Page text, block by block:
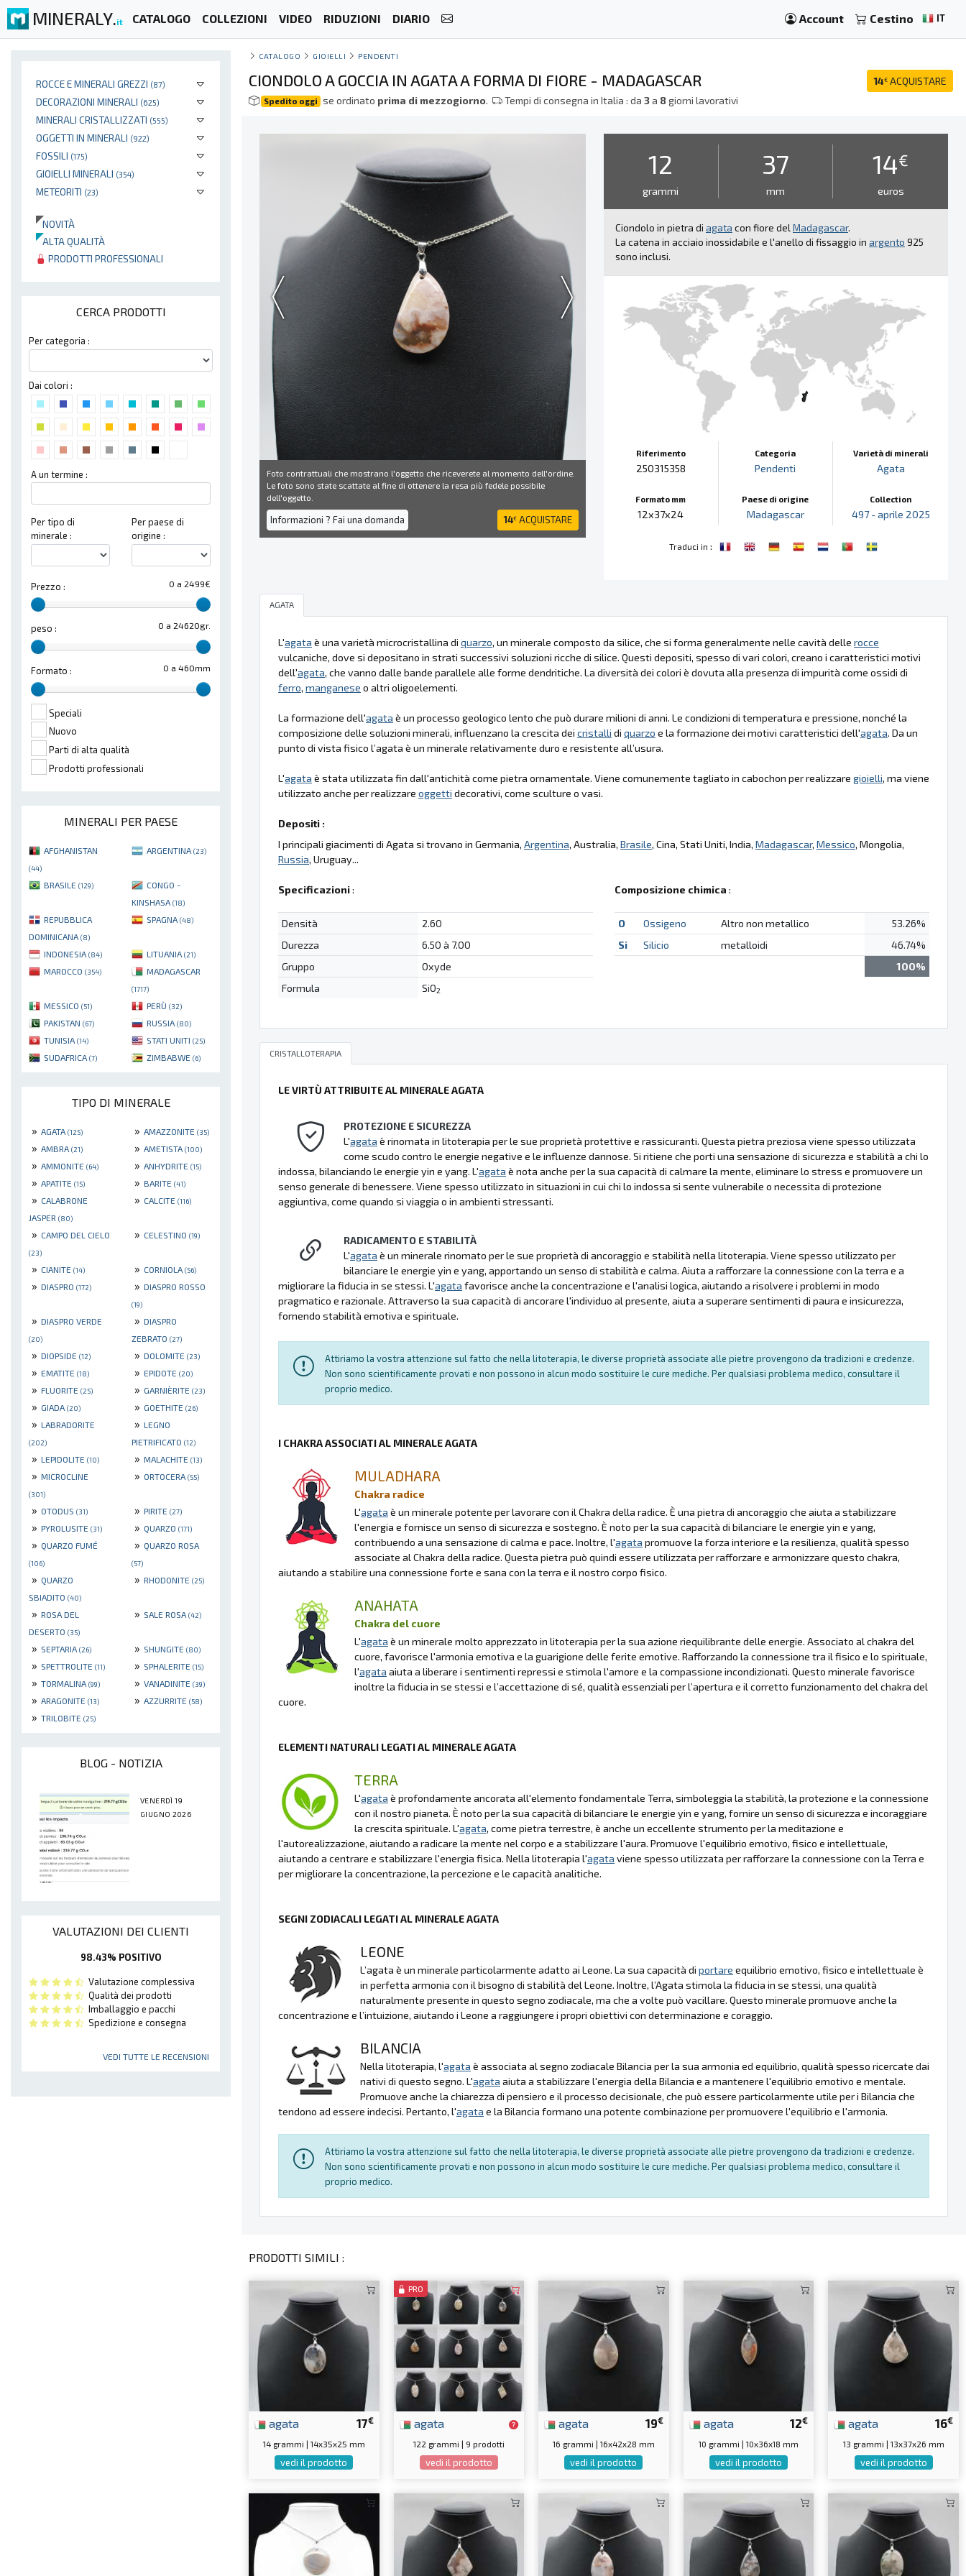
MINERALY.it CATALOGO COLLEZIONI VIDEO RIDUZIONI DIARIO Account Cestino IT
ROCCE E MINERALI GREZZI (87)
DECORAZIONI MINERALI (625)
MINERALI CRISTALLIZZATI (555)
OGGETTI IN MINERALI (922)
FOSSILI (175)
GIOIELLI MINERALI (354)
METEORITI (23)
NOVITÀ
ALTA QUALITÀ
PRODOTTI PROFESSIONALI
CERCA PRODOTTI
Per categoria :
Dai colori :
A un termine :
Per tipo di
minerale :
Per paese di
origine :
0 a 2499€
Prezzo :
0 a 24620gr.
peso :
0 a 460mm
Formato :
Speciali
Nuovo
Parti di alta qualità
Prodotti professionali
MINERALI PER PAESE
AFGHANISTAN
(44)
ARGENTINA (23)
BRASILE (129)
CONGO -
KINSHASA (18)
REPUBBLICA
DOMINICANA (8)
SPAGNA (48)
INDONESIA (84) LITUANIA (21)
MAROCCO (354) MADAGASCAR
(1717)
MESSICO (51) PERÙ (32)
PAKISTAN (67) RUSSIA (80)
TUNISIA (14) STATI UNITI (25)
SUDAFRICA (7) ZIMBABWE (6)
TIPO DI MINERALE
» AGATA (125) » AMAZZONITE (35)
» AMBRA (21) » AMETISTA (100)
» AMMONITE (64) » ANHYDRITE (15)
» APATITE (15) » BARITE (41)
» CALABRONE
JASPER (80)
» CALCITE (116)
» CAMPO DEL CIELO
(23)
» CELESTINO (19)
» CIANITE (14) » CORNIOLA (56)
» DIASPRO (172) » DIASPRO ROSSO
(19)
» DIASPRO VERDE
(20)
» DIASPRO
ZEBRATO (27)
» DIOPSIDE (12) » DOLOMITE (23)
» EMATITE (18) » EPIDOTE (20)
» FLUORITE (25) » GARNIÈRITE (23)
» GIADA (20) » GOETHITE (26)
» LABRADORITE
(202)
» LEGNO
PIETRIFICATO (12)
» LEPIDOLITE (10) » MALACHITE (13)
» MICROCLINE
(301)
» ORTOCERA (55)
» OTODUS (31) » PIRITE (27)
» PYROLUSITE (31) » QUARZO (171)
» QUARZO FUMÉ
(106)
» QUARZO ROSA
(57)
» QUARZO
SBIADITO (40)
» RHODONITE (25)
» ROSA DEL
DESERTO (35)
» SALE ROSA (42)
» SEPTARIA (26) » SHUNGITE (80)
» SPETTROLITE (11) » SPHALERITE (15)
» TORMALINA (99) » VANADINITE (39)
» ARAGONITE (13) » AZZURRITE (58)
» TRILOBITE (25)
BLOG - NOTIZIA
VENERDÌ 19
GIUGNO 2026
VALUTAZIONI DEI CLIENTI
98.43% POSITIVO
Valutazione complessiva
Qualità dei prodotti
Imballaggio e pacchi
Spedizione e consegna
VEDI TUTTE LE RECENSIONI
CATALOGO GIOIELLI PENDENTI
14€ ACQUISTARE
CIONDOLO A GOCCIA IN AGATA A FORMA DI FIORE - MADAGASCAR
Spedito oggi se ordinato prima di mezzogiorno. Tempi di consegna in Italia : da3a 8giorni lavorativi
Foto contrattuali che mostrano l'oggetto che riceverete al momento dell'ordine.
Le foto sono state scattate al fine di ottenere la resa più fedele possibile
dell'oggetto.
Informazioni ? Fai una domanda 14€ ACQUISTARE
12
grammi
37
mm
14€
euros
Ciondolo in pietra di agata con fiore del Madagascar.
La catena in acciaio inossidabile e l'anello di fissaggio in argento 925
sono inclusi.
Riferimento
250315358
Formato mm
12x37x24
Categoria
Pendenti
Paese di origine
Madagascar
Varietà di minerali
Agata
Collection
497 - aprile 2025
Traduci in :
AGATA
L'agata è una varietà microcristallina di quarzo, un minerale composto da silice, che si forma generalmente nelle cavità delle rocce
vulcaniche, dove si depositano in strati successivi soluzioni ricche di silice. Questi depositi, spesso di vari colori, creano i caratteristici motivi
dell'agata, che vanno dalle bande parallele alle forme dendritiche. La diversità dei colori è dovuta alla presenza di impurità come ossidi di
ferro, manganese o altri oligoelementi.
La formazione dell'agata è un processo geologico lento che può durare milioni di anni. Le condizioni di temperatura e pressione, nonché la
composizione delle soluzioni minerali, influenzano la crescita dei cristalli di quarzo e la formazione dei motivi caratteristici dell'agata. Da un
punto di vista fisico l’agata è un minerale relativamente duro e resistente all’usura.
L'agata è stata utilizzata fin dall'antichità come pietra ornamentale. Viene comunemente tagliato in cabochon per realizzare gioielli, ma viene
utilizzato anche per realizzare oggetti decorativi, come sculture o vasi.
Depositi :
I principali giacimenti di Agata si trovano in Germania, Argentina, Australia, Brasile, Cina, Stati Uniti, India, Madagascar, Messico, Mongolia,
Russia, Uruguay...
Specificazioni:
Densità
2.60
Durezza
6.50 à 7.00
Gruppo
Oxyde
Formula
SiO2
Composizione chimica :
O Ossigeno Altro non metallico
53.26%
Si
Silicio metalloidi
46.74%
100%
CRISTALLOTERAPIA
LE VIRTÙ ATTRIBUITE AL MINERALE AGATA
PROTEZIONE E SICUREZZA
L'agata è rinomata in litoterapia per le sue proprietà protettive e rassicuranti. Questa pietra preziosa viene spesso utilizzata
come scudo contro le energie negative e le influenze dannose. Si ritiene che porti una sensazione di sicurezza e stabilità a chi lo
indossa, bilanciando le energie yin e yang. L'agata è nota anche per la sua capacità di calmare la mente, eliminare lo stress e promuovere un
senso generale di benessere. Viene spesso utilizzato in situazioni in cui chi lo indossa si sente vulnerabile o necessita di protezione
aggiuntiva, come quando si viaggia o in ambienti stressanti.
RADICAMENTO E STABILITÀ
L'agata è un minerale rinomato per le sue proprietà di ancoraggio e stabilità nella litoterapia. Viene spesso utilizzato per
bilanciare le energie yin e yang, apportando un senso di stabilità e calma. Aiuta a rafforzare la connessione con la terra e a
migliorare la fiducia in se stessi. L'agata favorisce anche la concentrazione e l'analisi logica, aiutando a risolvere i problemi in modo
pragmatico e razionale. Attraverso la sua capacità di ancorare l'individuo al presente, aiuta a superare sentimenti di paura e insicurezza,
fornendo stabilità emotiva e spirituale.
Attiriamo la vostra attenzione sul fatto che nella litoterapia, le diverse proprietà associate alle pietre provengono da tradizioni e credenze.
Non sono scientificamente provati e non possono in alcun modo sostituire le cure mediche. Per qualsiasi problema medico, consultare il
proprio medico.
I CHAKRA ASSOCIATI AL MINERALE AGATA
MULADHARA
Chakra radice
L'agata è un minerale potente per lavorare con il Chakra della radice. È una pietra di ancoraggio che aiuta a stabilizzare
l'energia e fornisce un senso di sicurezza e sostegno. È noto per la sua capacità di bilanciare le energie yin e yang,
contribuendo a una sensazione di calma e pace. Inoltre, l'agata promuove la forza interiore e la resilienza, qualità spesso
associate al Chakra della radice. Questa pietra può quindi essere utilizzata per rafforzare e armonizzare questo chakra,
aiutando a stabilire una connessione forte e sana con la terra e il nostro corpo fisico.
ANAHATA
Chakra del cuore
L'agata è un minerale molto apprezzato in litoterapia per la sua azione riequilibrante delle energie. Associato al chakra del
cuore, favorisce l'armonia emotiva e la guarigione delle ferite emotive. Rafforzando la connessione tra il fisico e lo spirituale,
l'agata aiuta a liberare i sentimenti repressi e stimola l'amore e la compassione incondizionati. Questo minerale favorisce
inoltre la fiducia in se stessi e l’accettazione di sé, qualità essenziali per l’apertura e il corretto funzionamento del chakra del
cuore.
ELEMENTI NATURALI LEGATI AL MINERALE AGATA
TERRA
L'agata è profondamente ancorata all'elemento fondamentale Terra, simboleggia la stabilità, la protezione e la connessione
con il nostro pianeta. È noto per la sua capacità di bilanciare le energie yin e yang, fornire un senso di sicurezza e incoraggiare
la crescita spirituale. L'agata, come pietra terrestre, è anche un eccellente strumento per la meditazione e
l'autorealizzazione, aiutando a radicare la mente nel corpo e a stabilizzare l'aura. Promuove l'equilibrio emotivo, fisico e intellettuale,
aiutando a centrare e stabilizzare l'energia fisica. Nella litoterapia l'agata viene spesso utilizzata per rafforzare la connessione con la Terra e
per migliorare la concentrazione, la percezione e le capacità analitiche.
SEGNI ZODIACALI LEGATI AL MINERALE AGATA
LEONE
L’agata è un minerale particolarmente adatto ai Leone. La sua capacità di portare equilibrio emotivo, fisico e intellettuale è
in perfetta armonia con il bisogno di stabilità del Leone. Inoltre, l’Agata stimola la fiducia in se stessi, una qualità
naturalmente presente in questo segno zodiacale, ma che a volte può vacillare. Questo minerale promuove anche la
concentrazione e l’intuizione, aiutando i Leone a raggiungere i propri obiettivi con determinazione e coraggio.
BILANCIA
Nella litoterapia, l'agata è associata al segno zodiacale Bilancia per la sua armonia ed equilibrio, qualità spesso ricercate dai
nativi di questo segno. L'agata aiuta a stabilizzare l'energia della Bilancia e a mantenere l'equilibrio emotivo e mentale.
Promuove anche la chiarezza di pensiero e il processo decisionale, che può essere particolarmente utile per i Bilancia che
tendono ad essere indecisi. Pertanto, l'agata e la Bilancia formano una potente combinazione per promuovere l'equilibrio e l'armonia.
Attiriamo la vostra attenzione sul fatto che nella litoterapia, le diverse proprietà associate alle pietre provengono da tradizioni e credenze.
Non sono scientificamente provati e non possono in alcun modo sostituire le cure mediche. Per qualsiasi problema medico, consultare il
proprio medico.
PRODOTTI SIMILI :
17€
agata
14 grammi | 14x35x25 mm
vedi il prodotto
PRO
agata
122 grammi | 9 prodotti
vedi il prodotto
19€
agata
16 grammi | 16x42x28 mm
vedi il prodotto
12€
agata
10 grammi | 10x36x18 mm
vedi il prodotto
16€
agata
13 grammi | 13x37x26 mm
vedi il prodotto